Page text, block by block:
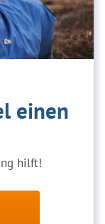
einen
hilft!